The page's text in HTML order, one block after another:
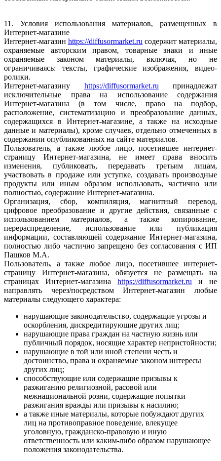
11. Условия использования материалов, размещенных в
Интернет-магазине
Интернет-магазин https://diffusormarket.ru содержит материалы,
охраняемые авторским правом, товарные знаки и иные
охраняемые законом материалы, включая, но не
ограничиваясь: тексты, графические изображения, видео-
ролики.
Интернет-магазину https://diffusormarket.ru принадлежат
исключительные права на использование содержания
Интернет-магазина (в том числе, право на подбор,
расположение, систематизацию и преобразование данных,
содержащихся в Интернет-магазине, а также на исходные
данные и материалы), кроме случаев, отдельно отмеченных в
содержании опубликованных на сайте материалов.
Пользователь, а также любое лицо, посетившее интернет-
страницу Интернет-магазина, не имеет права вносить
изменения, публиковать, передавать третьим лицам,
участвовать в продаже или уступке, создавать производные
продукты или иным образом использовать, частично или
полностью, содержание Интернет-магазина.
Организация, сбор, компиляция, магнитный перевод,
цифровое преобразование и другие действия, связанные с
использованием материалов, а также копирование,
перераспределение, использование или публикация
информации, составляющей содержание Интернет-магазина,
полностью либо частично запрещено без согласования с ИП
Пашков М.А.
Пользователь, а также любое лицо, посетившее интернет-
страницу Интернет-магазина, обязуется не размещать на
страницах Интернет-магазина https://diffusormarket.ru и не
направлять через/посредством Интернет-магазин любые
материалы следующего характера:
нарушающие законодательство, содержащие угрозы и
оскорбления, дискредитирующие других лиц;
нарушающие права граждан на частную жизнь или
публичный порядок, носящие характер непристойности;
нарушающие в той или иной степени честь и
достоинство, права и охраняемые законом интересы
других лиц;
способствующие или содержащие призывы к
разжиганию религиозной, расовой или
межнациональной розни, содержащие попытки
разжигания вражды или призывы к насилию;
а также иные материалы, которые побуждают других
лиц на противоправное поведение, влекущее
уголовную, гражданско-правовую и иную
ответственность или каким-либо образом нарушающее
положения законодательства.